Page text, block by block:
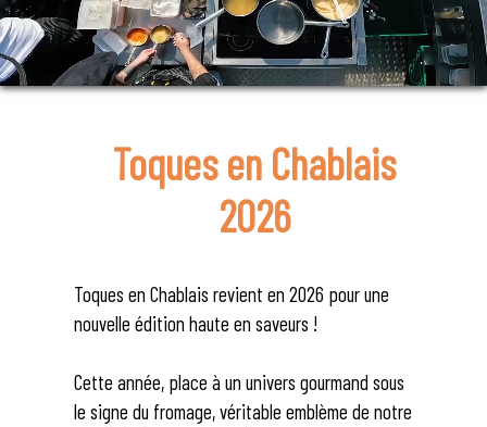
Toques en Chablais
2026
Toques en Chablais revient en 2026 pour une
nouvelle édition haute en saveurs !
Cette année, place à un univers gourmand sous
le signe du fromage, véritable emblème de notre